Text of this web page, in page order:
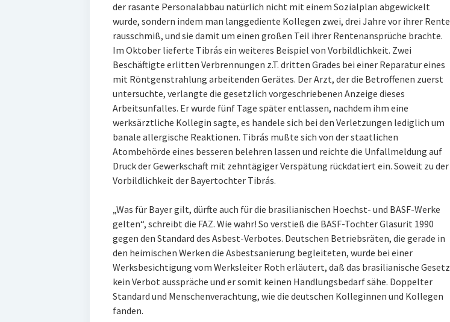
der rasante Personalabbau natürlich nicht mit einem Sozialplan abgewickelt
wurde, sondern indem man langgediente Kollegen zwei, drei Jahre vor ihrer Rente
rausschmiß, und sie damit um einen großen Teil ihrer Rentenansprüche brachte.
Im Oktober lieferte Tibrás ein weiteres Beispiel von Vorbildlichkeit. Zwei
Beschäftigte erlitten Verbrennungen z.T. dritten Grades bei einer Reparatur eines
mit Röntgenstrahlung arbeitenden Gerätes. Der Arzt, der die Betroffenen zuerst
untersuchte, verlangte die gesetzlich vorgeschriebenen Anzeige dieses
Arbeitsunfalles. Er wurde fünf Tage später entlassen, nachdem ihm eine
werksärztliche Kollegin sagte, es handele sich bei den Verletzungen lediglich um
banale allergische Reaktionen. Tibrás mußte sich von der staatlichen
Atombehörde eines besseren belehren lassen und reichte die Unfallmeldung auf
Druck der Gewerkschaft mit zehntägiger Verspätung rückdatiert ein. Soweit zu der
Vorbildlichkeit der Bayertochter Tibrás.
„Was für Bayer gilt, dürfte auch für die brasilianischen Hoechst- und BASF-Werke
gelten“, schreibt die FAZ. Wie wahr! So verstieß die BASF-Tochter Glasurit 1990
gegen den Standard des Asbest-Verbotes. Deutschen Betriebsräten, die gerade in
den heimischen Werken die Asbestsanierung begleiteten, wurde bei einer
Werksbesichtigung vom Werksleiter Roth erläutert, daß das brasilianische Gesetz
kein Verbot ausspräche und er somit keinen Handlungsbedarf sähe. Doppelter
Standard und Menschenverachtung, wie die deutschen Kolleginnen und Kollegen
fanden.